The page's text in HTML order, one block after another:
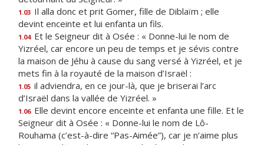
1.03 Il alla donc et prit Gomer, fille de Diblaïm ; elle
devint enceinte et lui enfanta un fils.
1.04 Et le Seigneur dit à Osée : « Donne-lui le nom de
Yizréel, car encore un peu de temps et je sévis contre
la maison de Jéhu à cause du sang versé à Yizréel, et je
mets fin à la royauté de la maison d’Israël :
1.05 il adviendra, en ce jour-là, que je briserai l’arc
d’Israël dans la vallée de Yizréel. »
1.06 Elle devint encore enceinte et enfanta une fille. Et le
Seigneur dit à Osée : « Donne-lui le nom de Lô-
Rouhama (c’est-à-dire “Pas-Aimée”), car je n’aime plus